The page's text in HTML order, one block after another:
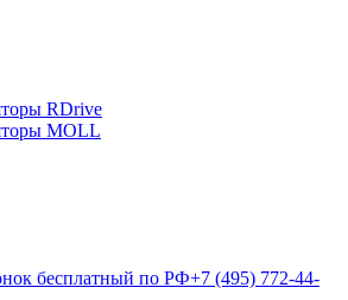
RDrive
MOLL
бесплатный по РФ+7 (495) 772-44-